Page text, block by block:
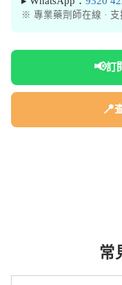
※ 專業藥劑師在線 ·
📢訂
📍
常